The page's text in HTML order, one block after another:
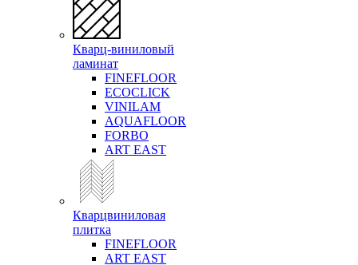
Кварц-виниловый
ламинат
FINEFLOOR
ECOCLICK
VINILAM
AQUAFLOOR
FORBO
ART EAST
Кварцвиниловая
плитка
FINEFLOOR
ART EAST